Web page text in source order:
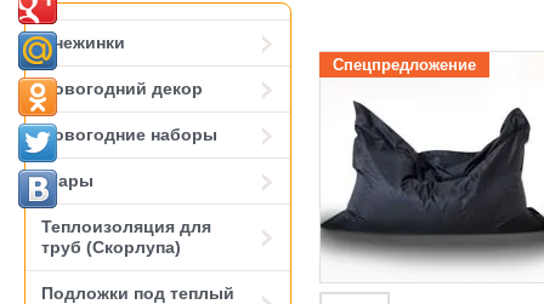
Снежинки
Новогодний декор
Новогодние наборы
Шары
Теплоизоляция для
труб (Скорлупа)
Подложки под теплый
Спецпредложение